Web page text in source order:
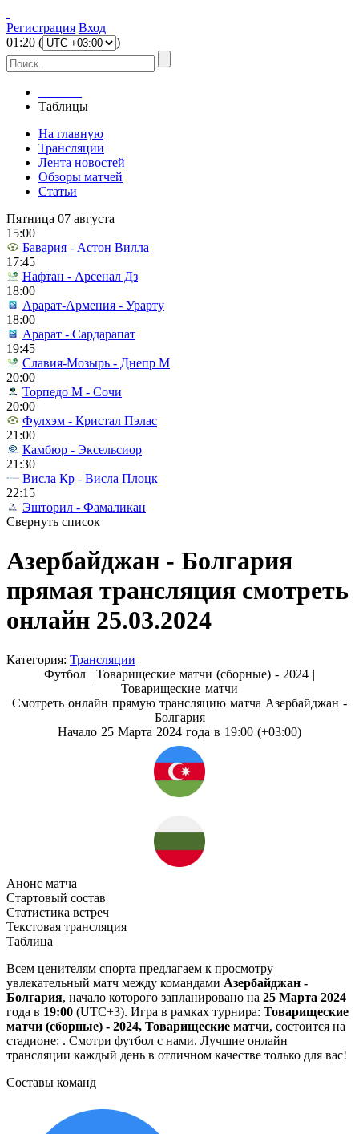
Регистрация Вход
01 :20 ( )
Таблицы
На главную
Трансляции
Лента новостей
Обзоры матчей
Статьи
Пятница 07 августа
15:00
Бавария - Астон Вилла
17:45
Нафтан - Арсенал Дз
18:00
Арарат-Армения - Урарту
18:00
Арарат - Сардарапат
19:45
Славия-Мозырь - Днепр М
20:00
Торпедо М - Сочи
20:00
Фулхэм - Кристал Пэлас
21:00
Камбюр - Эксельсиор
21:30
Висла Кр - Висла Плоцк
22:15
Эшторил - Фамаликан
Свернуть список
Азербайджан - Болгария
прямая трансляция смотреть
онлайн 25.03.2024
Категория: Трансляции
Футбол | Товарищеские матчи (сборные) - 2024 |
Товарищеские матчи
Смотреть онлайн прямую трансляцию матча Азербайджан -
Болгария
Начало 25 Марта 2024 года в 19:00 (+03:00)
Анонс матча
Стартовый состав
Статистика встреч
Текстовая трансляция
Таблица
Всем ценителям спорта предлагаем к просмотру
увлекательный матч между командами Азербайджан -
Болгария, начало которого запланировано на 25 Марта 2024
года в 19:00 (UTC+3). Игра в рамках турнира: Товарищеские
матчи (сборные) - 2024, Товарищеские матчи, состоится на
стадионе: . Смотри футбол с нами. Лучшие онлайн
трансляции каждый день в отличном качестве только для вас!
Составы команд